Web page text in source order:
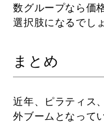
数グループなら価
選択肢になるでし
まとめ
近年、ピラティス
外ブームとなって